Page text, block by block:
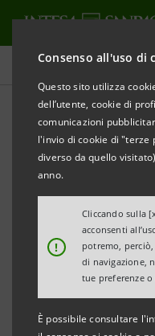
Consenso all'uso di
Questo sito utilizza
dell’utente, cookie di
comunicazioni
l'invio di cookie di "terze
diverso da quello
anno.
!
Cliccando sulla
acconsenti
potremo,
di navigazione,
tue preferenze
È possibile consultare
Comunicati stampa
STAMPA AGGIORNA
Comunicato Stampa
SACE e Intesa
Stanziato un
milioni di
di SACE ed
elettriche e